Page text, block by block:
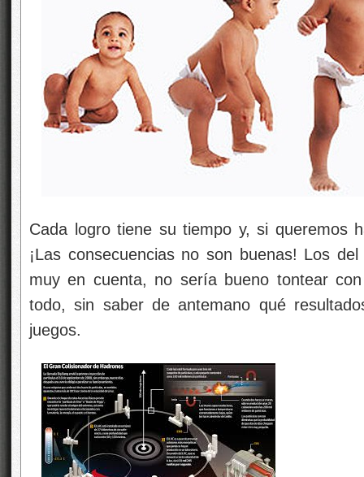
Cada logro tiene su tiempo y, si queremos
¡Las consecuencias no son buenas! Los
muy en cuenta, no sería bueno tontear
todo, sin saber de antemano qué
juegos.